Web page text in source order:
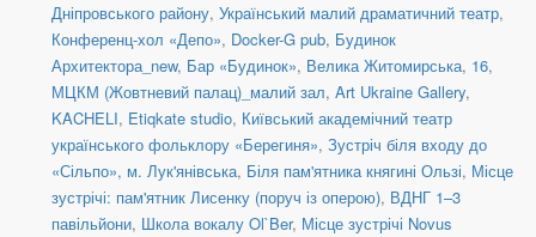
Дніпровського району, Український малий драматичний театр,
Конференц-хол «Депо», Docker-G pub, Будинок
Архитектора_new, Бар «Будинок», Велика Житомирська, 16,
МЦКМ (Жовтневий палац)_малий зал, Art Ukraine Gallery,
KACHELI, Etiqkate studio, Київський академічний театр
українського фольклору «Берегиня», Зустріч біля входу до
«Сільпо», м. Лук'янівська, Біля пам'ятника княгині Ользі, Місце
зустрічі: пам'ятник Лисенку (поруч із оперою), ВДНГ 1–3
павільйони, Школа вокалу Ol`Ber, Місце зустрічі Novus